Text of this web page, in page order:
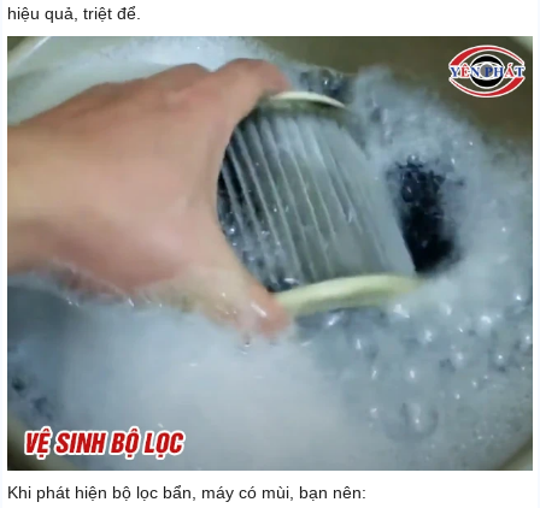
hiệu quả, triệt để.
Khi phát hiện bộ lọc bẩn, máy có mùi, bạn nên: